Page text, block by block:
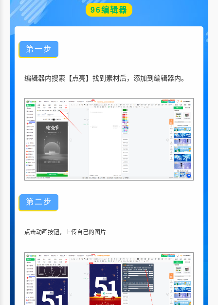
96编辑器
第一步
编辑器内搜索【点亮】找到素材后，添加到编辑器内。
第二步
点击动画按钮，上传自己的图片